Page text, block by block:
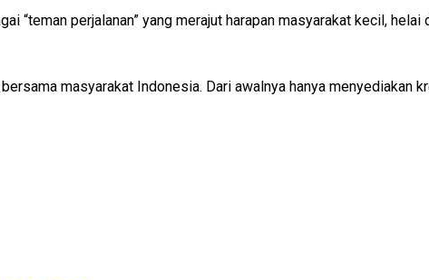
“teman perjalanan” yang merajut harapan masyarakat kecil,
masyarakat Indonesia. Dari awalnya hanya menyediakan